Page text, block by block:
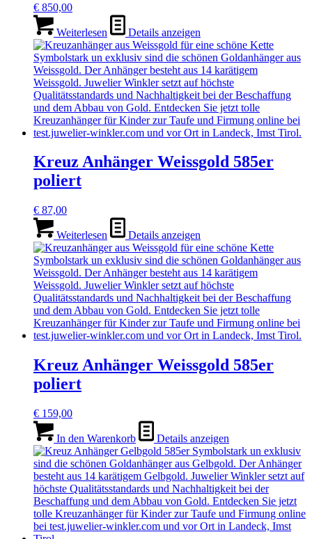
€ 850,00
Weiterlesen Details anzeigen
Kreuz Anhänger Weissgold 585er
poliert
€ 87,00
Weiterlesen Details anzeigen
Kreuz Anhänger Weissgold 585er
poliert
€ 159,00
In den Warenkorb Details anzeigen